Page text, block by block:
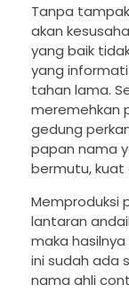
Tanpa
akan
yang baik
yang
tahan lama.
meremehkan
gedung
papan nama
bermutu, kuat
Memproduksi
lantaran
maka
ini sudah ada
nama ahli